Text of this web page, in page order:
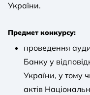
України.
Предмет конкурсу:
проведення
Банку у
України, у тому
актів